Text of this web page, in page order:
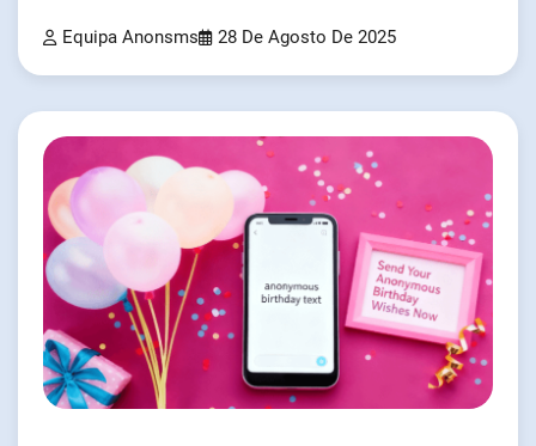
Equipa Anonsms 28 De Agosto De 2025